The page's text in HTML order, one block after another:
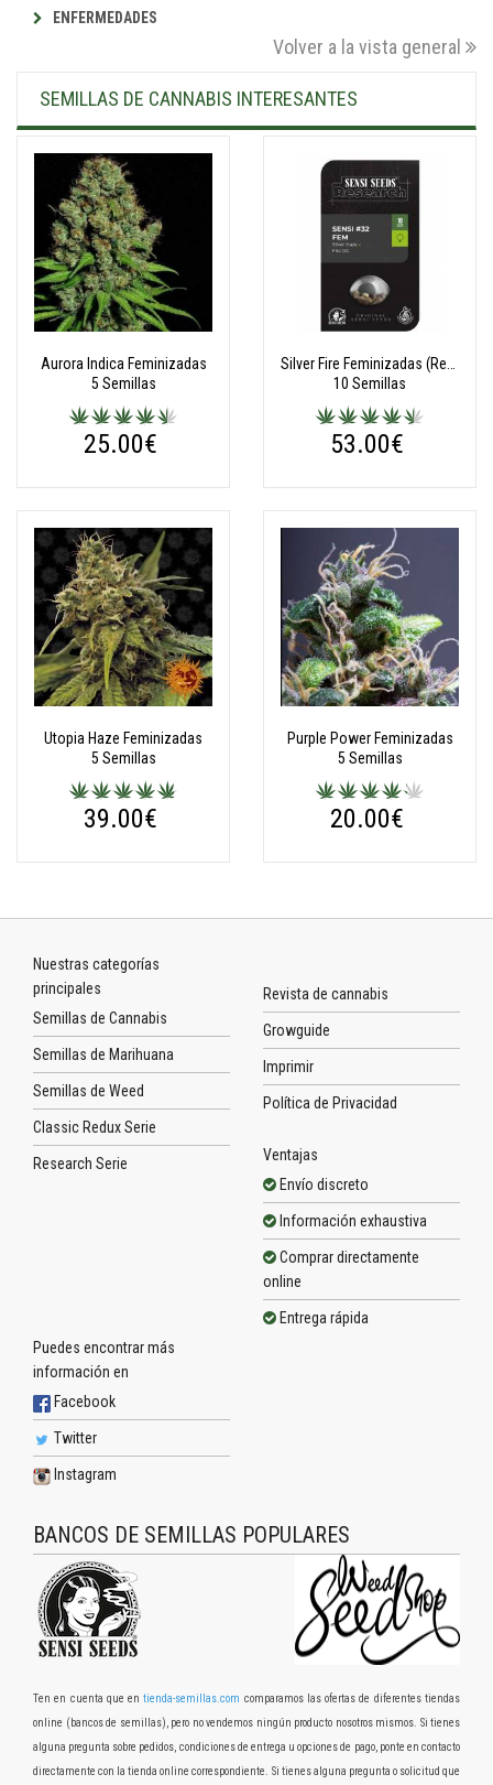
ENFERMEDADES
Volver a la vista general
SEMILLAS DE CANNABIS INTERESANTES
Aurora Indica Feminizadas
5 Semillas
25.00€
Silver Fire Feminizadas (Research Serie)
10 Semillas
53.00€
Utopia Haze Feminizadas
5 Semillas
39.00€
Purple Power Feminizadas
5 Semillas
20.00€
Nuestras categorías
principales
Semillas de Cannabis
Semillas de Marihuana
Semillas de Weed
Classic Redux Serie
Research Serie
Revista de cannabis
Growguide
Imprimir
Política de Privacidad
Ventajas
Envío discreto
Información exhaustiva
Comprar directamente
online
Entrega rápida
Puedes encontrar más
información en
Facebook
Twitter
Instagram
BANCOS DE SEMILLAS POPULARES
Ten en cuenta que entienda-semillas.com comparamos las ofertas de diferentes tiendas
online (bancos de semillas), pero no vendemos ningún producto nosotros mismos. Si tienes
alguna pregunta sobre pedidos, condiciones de entrega u opciones de pago, ponte en contacto
directamente con la tienda online correspondiente. Si tienes alguna pregunta o solicitud que